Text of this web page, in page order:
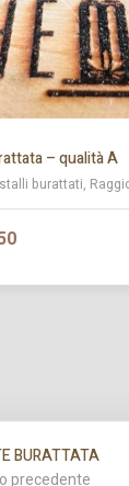
– qualità A
burattati,
AL CARRELLO
BURATTATA
precedente